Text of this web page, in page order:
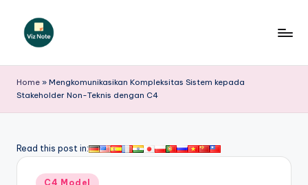
iz
N
t
Home » Mengkomunikasikan Kompleksitas Sistem kepada
Stakeholder Non-Teknis dengan C4
Read this post in:
Posted
C4 Model